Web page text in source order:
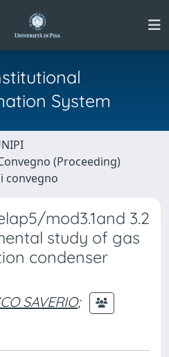
System
(Proceeding)
convegno
mod3.1and 3.2
study of gas
condenser
SAVERIO;